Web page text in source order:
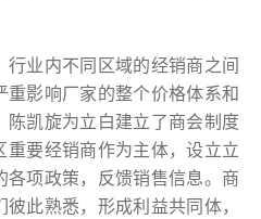
行业内不同区域的经销商之间
影响厂家的整个价格体系和
凯旋为立白建立了商会制度
要经销商作为主体，设立立
项政策，反馈销售信息。商
此熟悉，形成利益共同体，